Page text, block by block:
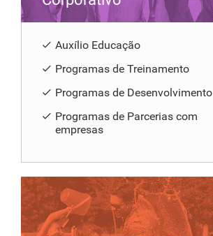
Auxílio Educação
Programas de Treinamento
Programas de Desenvolvimento
Programas de Parcerias com
empresas